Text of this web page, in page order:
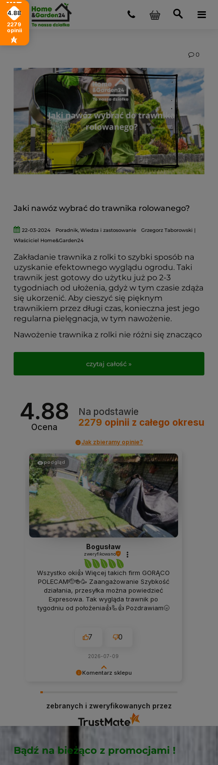
Jaki nawóz wybrać do trawnika rolowanego?
0
22-03-2024 Poradnik,Wiedza i zastosowanie
Grzegorz Taborowski |
Właściciel Home&Garden24
Zakładanie trawnika z rolki to szybki sposób na
uzyskanie efektownego wyglądu ogrodu. Taki
trawnik jest gotowy do użytku już po 2-3
tygodniach od ułożenia, gdyż w tym czasie zdąża
się ukorzenić. Aby cieszyć się pięknym
trawnikiem przez długi czas, konieczna jest jego
regularna pielęgnacja, w tym nawożenie.
Nawożenie trawnika z rolki nie różni się znacząco
dostarczenie odpowiednich składników
odżywczych, zwłaszcza azotu, fosforu i potasu,
aby trawa mogła prawidłowo rosnąć i zachować
czytaj całość »
4.88
Ocena
Na podstawie
2279 opinii z całego okresu
Jak zbieramy opinie?
Komentarz sklepu
jakość naszych usług. Mamy nadzieję, że już
teraz sprostaliśmy Twoim wymaganiom i wrócisz
podgląd
Bogusław
zweryfikowano
Wszystko oki👍 Więcej takich firm GORĄCO
POLECAM🫡🍻🥳 Zaangażowanie Szybkość
działania, przesyłka można powiedzieć
Expresowa. Tak wygląda trawnik po
tygodniu od położenia👍🦾👍 Pozdrawiam🌝
7 0
2026-07-09
zebranych i zweryfikowanych przez
Bądź na bieżąco z promocjami !
4.88
2279
opinii